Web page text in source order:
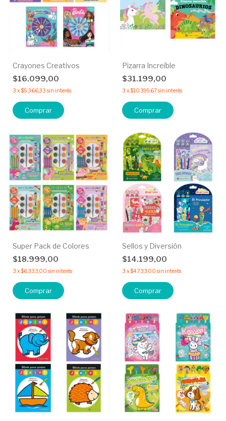
Crayones Creativos
$16.099,00
3 x$5.366,33 sin interés
Comprar
Pizarra Increíble
$31.199,00
3 x$10.399,67sin interés
Comprar
Super Pack de Colores
$18.999,00
3 x$6.333,00 sin interés
Comprar
Sellos y Diversión
$14.199,00
3 x$4.733,00 sin interés
Comprar